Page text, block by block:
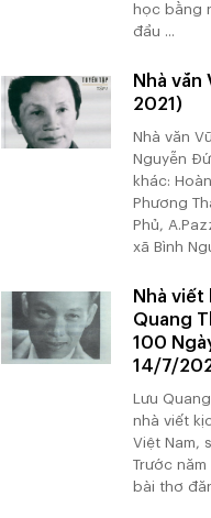
học bằng
đầu ...
Nhà văn
2021)
Nhà văn
Nguyễn
khác:
Phương
Phủ,
xã Bình
Nhà viết
Quang
100
14/7/
Lưu
nhà viết
Việt Nam,
Trước
bài thơ